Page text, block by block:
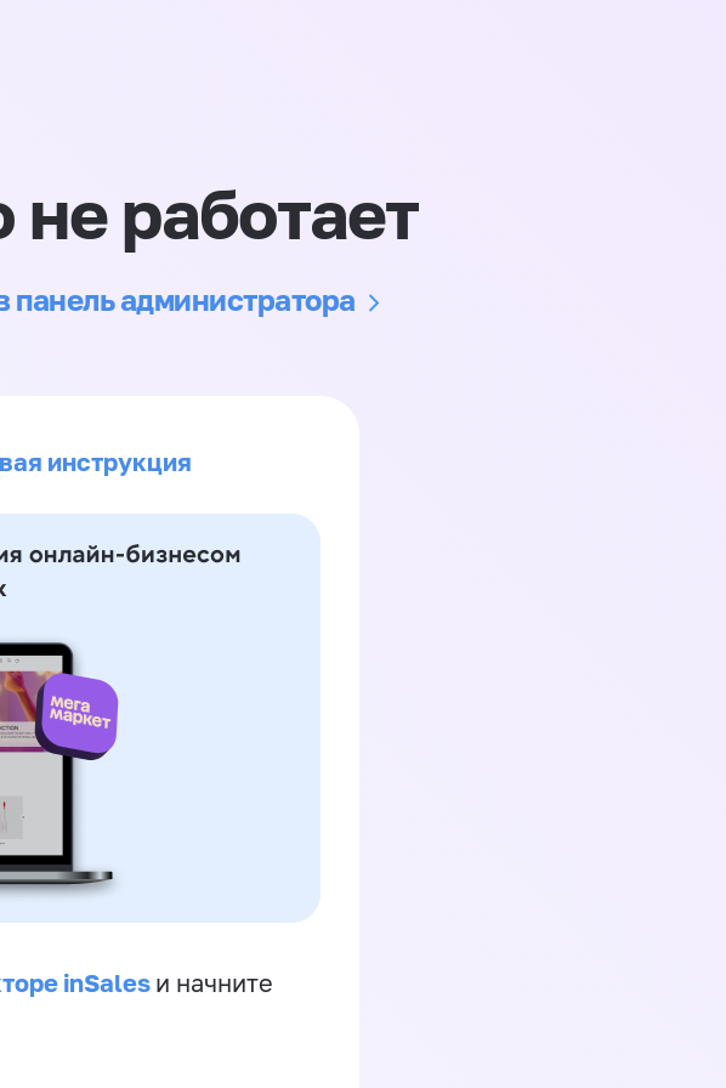
работает
панель администратора
инструкция
inSales и начните